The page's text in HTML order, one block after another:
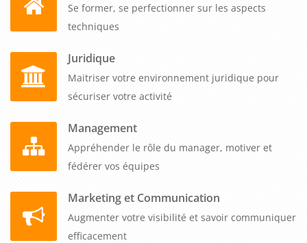
Se former, se perfectionner sur les aspects
techniques
Juridique
Maitriser votre environnement juridique pour
sécuriser votre activité
Management
Appréhender le rôle du manager, motiver et
fédérer vos équipes
Marketing et Communication
Augmenter votre visibilité et savoir communiquer
efficacement